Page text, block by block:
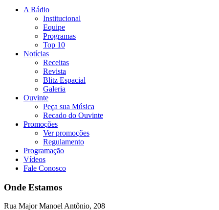
A Rádio
Institucional
Equipe
Programas
Top 10
Notícias
Receitas
Revista
Blitz Espacial
Galeria
Ouvinte
Peça sua Música
Recado do Ouvinte
Promoções
Ver promoções
Regulamento
Programação
Vídeos
Fale Conosco
Onde Estamos
Rua Major Manoel Antônio, 208